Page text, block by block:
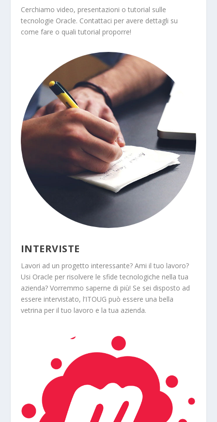
Cerchiamo video, presentazioni o tutorial sulle
tecnologie Oracle. Contattaci per avere dettagli su
come fare o quali tutorial proporre!
INTERVISTE
Lavori ad un progetto interessante? Ami il tuo lavoro?
Usi Oracle per risolvere le sfide tecnologiche nella tua
azienda? Vorremmo saperne di più! Se sei disposto ad
essere intervistato, l’ITOUG può essere una bella
vetrina per il tuo lavoro e la tua azienda.